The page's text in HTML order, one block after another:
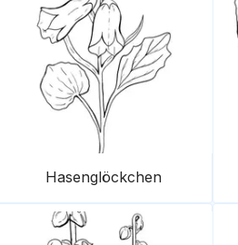
Hasenglöckchen